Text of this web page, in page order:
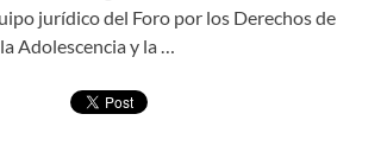
jurídico del Foro por los Derechos de
Adolescencia y la …